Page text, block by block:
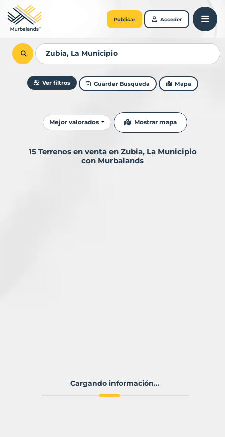
Publicar Acceder
Ver filtros Guardar Busqueda Mapa
Ordenar resultados
Mejor valorados Mostrar mapa
15 Terrenos en venta en Zubia, La Municipio
con Murbalands
Cargando información...